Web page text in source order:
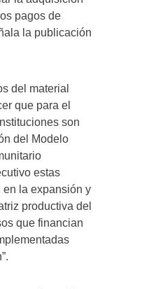
pagos de
la publicación
del material
que para el
son
del Modelo
estas
en la expansión y
productiva del
que financian